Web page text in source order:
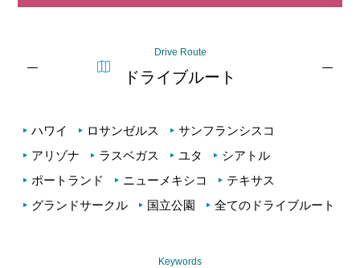
Drive Route
ドライブルート
ハワイ ロサンゼルス
サンフランシスコ
アリゾナ
ラスベガス ユタ
シアトル
ポートランド
ニューメキシコ
テキサス
グランドサークル
国立公園 全てのドライブルート
Keywords